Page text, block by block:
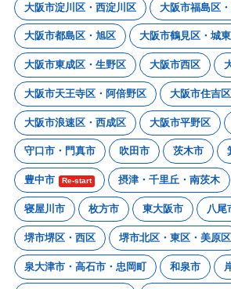
大阪市淀川区・西淀川区 大阪市福島区
大阪市都島区・旭区 大阪市鶴見区・城
大阪市東成区・生野区 大阪市西区
大阪市天王寺区・阿倍野区 大阪市住吉
大阪市浪速区・西成区 大阪市平野区
守口市・門真市 吹田市 茨木市
豊中市 Re-start 摂津・千里丘・南茨木
寝屋川市 枚方市 東大阪市 八尾
堺市堺区・西区 堺市北区・東区・美原区
泉大津市・高石市・忠岡町 和泉市